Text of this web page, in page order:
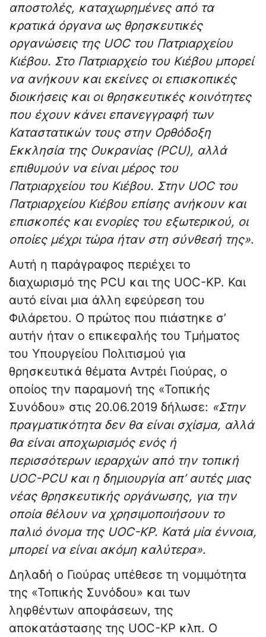
αποστολές, καταχωρημένες από τα
κρατικά όργανα ως θρησκευτικές
οργανώσεις της UOC του Πατριαρχείου
Κιέβου. Στο Πατριαρχείο του Κιέβου μπορεί
να ανήκουν και εκείνες οι επισκοπικές
διοικήσεις και οι θρησκευτικές κοινότητες
που έχουν κάνει επανεγγραφή των
Καταστατικών τους στην Ορθόδοξη
Εκκλησία της Ουκρανίας (PCU), αλλά
επιθυμούν να είναι μέρος του
Πατριαρχείου του Κιέβου. Στην UOC του
Πατριαρχείου Κιέβου επίσης ανήκουν και
επισκοπές και ενορίες του εξωτερικού, οι
οποίες μέχρι τώρα ήταν στη σύνθεσή της».
Αυτή η παράγραφος περιέχει το
διαχωρισμό της PCU και της UOC-KP. Και
αυτό είναι μια άλλη εφεύρεση του
Φιλάρετου. Ο πρώτος που πιάστηκε σ’
αυτήν ήταν ο επικεφαλής του Τμήματος
του Υπουργείου Πολιτισμού για
θρησκευτικά θέματα Αντρέι Γιούρας, ο
οποίος την παραμονή της «Τοπικής
Συνόδου» στις 20.06.2019 δήλωσε: «Στην
πραγματικότητα δεν θα είναι σχίσμα, αλλά
θα είναι αποχωρισμός ενός ή
περισσότερων ιεραρχών από την τοπική
UOC-PCU και η δημιουργία απ’ αυτές μιας
νέας θρησκευτικής οργάνωσης, για την
οποία θέλουν να χρησιμοποιήσουν το
παλιό όνομα της UOC-KP. Κατά μία έννοια,
μπορεί να είναι ακόμη καλύτερα».
Δηλαδή ο Γιούρας υπέθεσε τη νομιμότητα
της «Τοπικής Συνόδου» και των
ληφθέντων αποφάσεων, της
αποκατάστασης της UOC-KP κλπ. Ο